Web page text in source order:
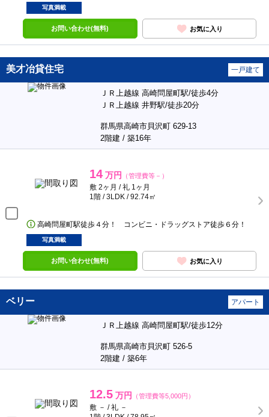
写真満載
お問い合わせ(無料) お気に入り
美才冶貸住宅 一戸建て
ＪＲ上越線 高崎問屋町駅/徒歩4分
ＪＲ上越線 井野駅/徒歩20分
群馬県高崎市貝沢町 629-13
2階建 / 築16年
14 万円 （管理費等－）
敷 2ヶ月 / 礼 1ヶ月
1階 / 3LDK / 92.74㎡
高崎問屋町駅徒歩４分！ コンビニ・ドラッグストア徒歩６分！
写真満載
お問い合わせ(無料) お気に入り
ベリー アパート
ＪＲ上越線 高崎問屋町駅/徒歩12分
群馬県高崎市貝沢町 526-5
2階建 / 築6年
12.5 万円 （管理費等5,000円）
敷 － / 礼 －